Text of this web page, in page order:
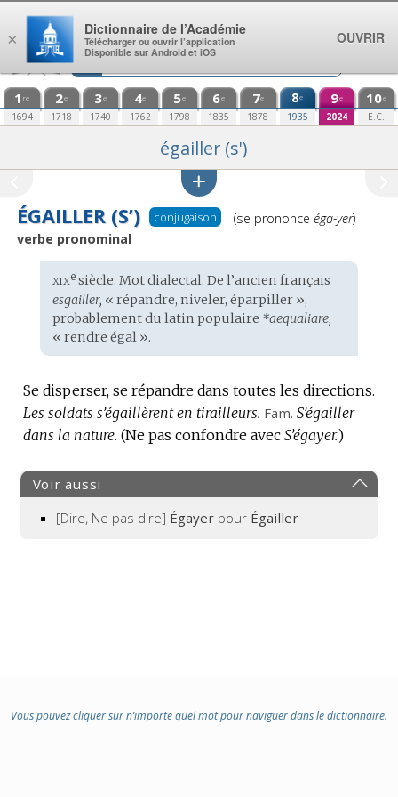
Aller au contenu
1 re
1694
2e
1718
3e
1740
4e
1762
5e
1798
6e
1835
7e
1878
8e
1935
9e
2024
10e
E.C.
égailler (s')
ÉGAILLER (S’) conjugaison
Prononciation
(se prononce éga-yer)
verbe pronominal
Étymologie
:
xixesiècle. Motdialectal. De l’ancien français
esgailler, « répandre, niveler, éparpiller »,
probablement du latin populaire *aequaliare,
« rendre égal ».
Se disperser, se répandre dans toutes les directions.
Les soldats s’égaillèrent en tirailleurs. Fam. S’égailler
dans la nature. (Ne pas confondre avec S’égayer.)
Voir aussi
[Dire, Ne pas dire] Égayer pour Égailler
Vous pouvez cliquer sur n’importe quel mot pour naviguer dans le dictionnaire.
×
Dictionnaire de l’Académie
Télécharger ou ouvrir l’application
Disponible sur Android et iOS
OUVRIR